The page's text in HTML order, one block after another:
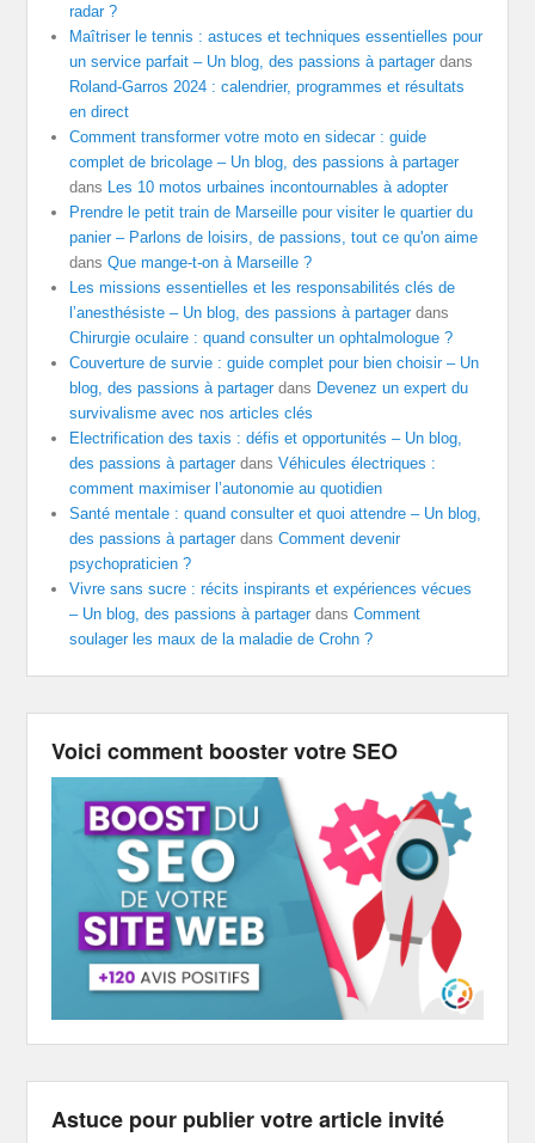
radar ?
Maîtriser le tennis : astuces et techniques essentielles pour
un service parfait – Un blog, des passions à partagerdans
Roland-Garros 2024 : calendrier, programmes et résultats
en direct
Comment transformer votre moto en sidecar : guide
complet de bricolage – Un blog, des passions à partager
dans Les 10 motos urbaines incontournables à adopter
Prendre le petit train de Marseille pour visiter le quartier du
panier – Parlons de loisirs, de passions, tout ce qu'on aime
dansQue mange-t-on à Marseille ?
Les missions essentielles et les responsabilités clés de
l’anesthésiste – Un blog, des passions à partagerdans
Chirurgie oculaire : quand consulter un ophtalmologue ?
Couverture de survie : guide complet pour bien choisir – Un
blog, des passions à partagerdans Devenez un expert du
survivalisme avec nos articles clés
Electrification des taxis : défis et opportunités – Un blog,
des passions à partagerdansVéhicules électriques :
comment maximiser l’autonomie au quotidien
Santé mentale : quand consulter et quoi attendre – Un blog,
des passions à partagerdansComment devenir
psychopraticien ?
Vivre sans sucre : récits inspirants et expériences vécues
– Un blog, des passions à partagerdansComment
soulager les maux de la maladie de Crohn ?
Voici comment booster votre SEO
Astuce pour publier votre article invité